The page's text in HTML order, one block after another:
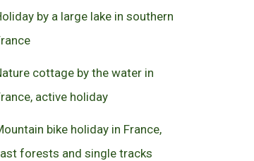
by a large lake in southern
cottage by the water in
active holiday
bike holiday in France,
forests and single tracks